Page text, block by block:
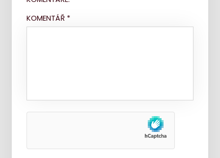
KOMENTÁŘ *